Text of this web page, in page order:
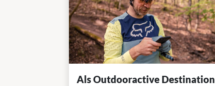
Als Outdooractive Destination